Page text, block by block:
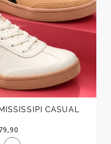
CASUAL